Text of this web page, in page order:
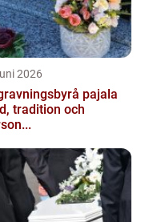
2026
pajala
tradition och